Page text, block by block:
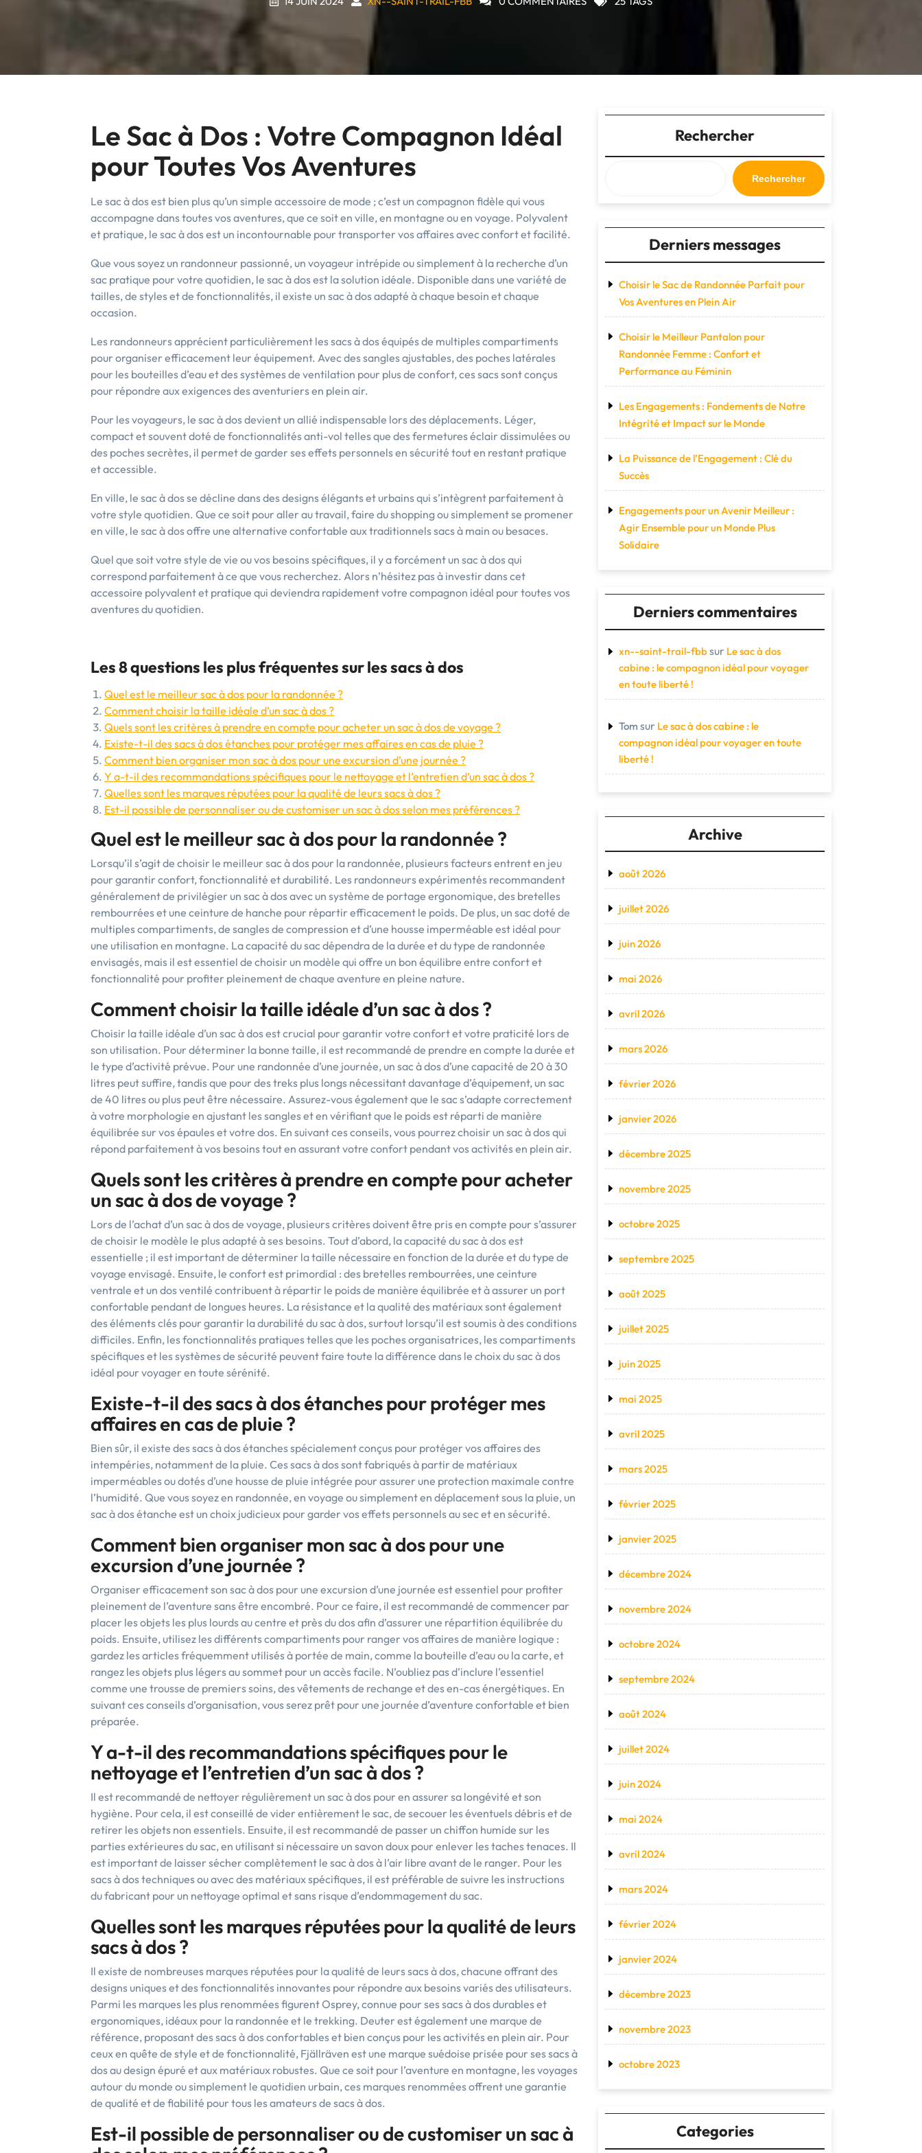
Le Sac à Dos : Votre Compagnon Idéal
pour Toutes Vos Aventures
Le sac à dos est bien plus qu’un simple accessoire de mode ; c’est un compagnon fidèle qui vous
accompagne dans toutes vos aventures, que ce soit en ville, en montagne ou en voyage. Polyvalent
et pratique, le sac à dos est un incontournable pour transporter vos affaires avec confort et facilité.
Que vous soyez un randonneur passionné, un voyageur intrépide ou simplement à la recherche d’un
sac pratique pour votre quotidien, le sac à dos est la solution idéale. Disponible dans une variété de
tailles, de styles et de fonctionnalités, il existe un sac à dos adapté à chaque besoin et chaque
occasion.
Les randonneurs apprécient particulièrement les sacs à dos équipés de multiples compartiments
pour organiser efficacement leur équipement. Avec des sangles ajustables, des poches latérales
pour les bouteilles d’eau et des systèmes de ventilation pour plus de confort, ces sacs sont conçus
pour répondre aux exigences des aventuriers en plein air.
Pour les voyageurs, le sac à dos devient un allié indispensable lors des déplacements. Léger,
compact et souvent doté de fonctionnalités anti-vol telles que des fermetures éclair dissimulées ou
des poches secrètes, il permet de garder ses effets personnels en sécurité tout en restant pratique
et accessible.
En ville, le sac à dos se décline dans des designs élégants et urbains qui s’intègrent parfaitement à
votre style quotidien. Que ce soit pour aller au travail, faire du shopping ou simplement se promener
en ville, le sac à dos offre une alternative confortable aux traditionnels sacs à main ou besaces.
Quel que soit votre style de vie ou vos besoins spécifiques, il y a forcément un sac à dos qui
correspond parfaitement à ce que vous recherchez. Alors n’hésitez pas à investir dans cet
accessoire polyvalent et pratique qui deviendra rapidement votre compagnon idéal pour toutes vos
aventures du quotidien.
Les 8 questions les plus fréquentes sur les sacs à dos
Quel est le meilleur sac à dos pour la randonnée ?
Comment choisir la taille idéale d’un sac à dos ?
Quels sont les critères à prendre en compte pour acheter un sac à dos de voyage ?
Existe-t-il des sacs à dos étanches pour protéger mes affaires en cas de pluie ?
Comment bien organiser mon sac à dos pour une excursion d’une journée ?
Y a-t-il des recommandations spécifiques pour le nettoyage et l’entretien d’un sac à dos ?
Quelles sont les marques réputées pour la qualité de leurs sacs à dos ?
Est-il possible de personnaliser ou de customiser un sac à dos selon mes préférences ?
Quel est le meilleur sac à dos pour la randonnée ?
Lorsqu’il s’agit de choisir le meilleur sac à dos pour la randonnée, plusieurs facteurs entrent en jeu
pour garantir confort, fonctionnalité et durabilité. Les randonneurs expérimentés recommandent
généralement de privilégier un sac à dos avec un système de portage ergonomique, des bretelles
rembourrées et une ceinture de hanche pour répartir efficacement le poids. De plus, un sac doté de
multiples compartiments, de sangles de compression et d’une housse imperméable est idéal pour
une utilisation en montagne. La capacité du sac dépendra de la durée et du type de randonnée
envisagés, mais il est essentiel de choisir un modèle qui offre un bon équilibre entre confort et
fonctionnalité pour profiter pleinement de chaque aventure en pleine nature.
Comment choisir la taille idéale d’un sac à dos ?
Choisir la taille idéale d’un sac à dos est crucial pour garantir votre confort et votre praticité lors de
son utilisation. Pour déterminer la bonne taille, il est recommandé de prendre en compte la durée et
le type d’activité prévue. Pour une randonnée d’une journée, un sac à dos d’une capacité de 20 à 30
litres peut suffire, tandis que pour des treks plus longs nécessitant davantage d’équipement, un sac
de 40 litres ou plus peut être nécessaire. Assurez-vous également que le sac s’adapte correctement
à votre morphologie en ajustant les sangles et en vérifiant que le poids est réparti de manière
équilibrée sur vos épaules et votre dos. En suivant ces conseils, vous pourrez choisir un sac à dos qui
répond parfaitement à vos besoins tout en assurant votre confort pendant vos activités en plein air.
Quels sont les critères à prendre en compte pour acheter
un sac à dos de voyage ?
Lors de l’achat d’un sac à dos de voyage, plusieurs critères doivent être pris en compte pour s’assurer
de choisir le modèle le plus adapté à ses besoins. Tout d’abord, la capacité du sac à dos est
essentielle ; il est important de déterminer la taille nécessaire en fonction de la durée et du type de
voyage envisagé. Ensuite, le confort est primordial : des bretelles rembourrées, une ceinture
ventrale et un dos ventilé contribuent à répartir le poids de manière équilibrée et à assurer un port
confortable pendant de longues heures. La résistance et la qualité des matériaux sont également
des éléments clés pour garantir la durabilité du sac à dos, surtout lorsqu’il est soumis à des conditions
difficiles. Enfin, les fonctionnalités pratiques telles que les poches organisatrices, les compartiments
spécifiques et les systèmes de sécurité peuvent faire toute la différence dans le choix du sac à dos
idéal pour voyager en toute sérénité.
Existe-t-il des sacs à dos étanches pour protéger mes
affaires en cas de pluie ?
Bien sûr, il existe des sacs à dos étanches spécialement conçus pour protéger vos affaires des
intempéries, notamment de la pluie. Ces sacs à dos sont fabriqués à partir de matériaux
imperméables ou dotés d’une housse de pluie intégrée pour assurer une protection maximale contre
l’humidité. Que vous soyez en randonnée, en voyage ou simplement en déplacement sous la pluie, un
sac à dos étanche est un choix judicieux pour garder vos effets personnels au sec et en sécurité.
Comment bien organiser mon sac à dos pour une
excursion d’une journée ?
Organiser efficacement son sac à dos pour une excursion d’une journée est essentiel pour profiter
pleinement de l’aventure sans être encombré. Pour ce faire, il est recommandé de commencer par
placer les objets les plus lourds au centre et près du dos afin d’assurer une répartition équilibrée du
poids. Ensuite, utilisez les différents compartiments pour ranger vos affaires de manière logique :
gardez les articles fréquemment utilisés à portée de main, comme la bouteille d’eau ou la carte, et
rangez les objets plus légers au sommet pour un accès facile. N’oubliez pas d’inclure l’essentiel
comme une trousse de premiers soins, des vêtements de rechange et des en-cas énergétiques. En
suivant ces conseils d’organisation, vous serez prêt pour une journée d’aventure confortable et bien
préparée.
Y a-t-il des recommandations spécifiques pour le
nettoyage et l’entretien d’un sac à dos ?
Il est recommandé de nettoyer régulièrement un sac à dos pour en assurer sa longévité et son
hygiène. Pour cela, il est conseillé de vider entièrement le sac, de secouer les éventuels débris et de
retirer les objets non essentiels. Ensuite, il est recommandé de passer un chiffon humide sur les
parties extérieures du sac, en utilisant si nécessaire un savon doux pour enlever les taches tenaces. Il
est important de laisser sécher complètement le sac à dos à l’air libre avant de le ranger. Pour les
sacs à dos techniques ou avec des matériaux spécifiques, il est préférable de suivre les instructions
du fabricant pour un nettoyage optimal et sans risque d’endommagement du sac.
Quelles sont les marques réputées pour la qualité de leurs
sacs à dos ?
Il existe de nombreuses marques réputées pour la qualité de leurs sacs à dos, chacune offrant des
designs uniques et des fonctionnalités innovantes pour répondre aux besoins variés des utilisateurs.
Parmi les marques les plus renommées figurent Osprey, connue pour ses sacs à dos durables et
ergonomiques, idéaux pour la randonnée et le trekking. Deuter est également une marque de
référence, proposant des sacs à dos confortables et bien conçus pour les activités en plein air. Pour
ceux en quête de style et de fonctionnalité, Fjällräven est une marque suédoise prisée pour ses sacs à
dos au design épuré et aux matériaux robustes. Que ce soit pour l’aventure en montagne, les voyages
autour du monde ou simplement le quotidien urbain, ces marques renommées offrent une garantie
de qualité et de fiabilité pour tous les amateurs de sacs à dos.
Est-il possible de personnaliser ou de customiser un sac à
Rechercher
Rechercher
Derniers messages
Choisir le Sac de Randonnée Parfait pour
Vos Aventures en Plein Air
Choisir le Meilleur Pantalon pour
Randonnée Femme : Confort et
Performance au Féminin
Les Engagements : Fondements de Notre
Intégrité et Impact sur le Monde
La Puissance de l’Engagement : Clé du
Succès
Engagements pour un Avenir Meilleur :
Agir Ensemble pour un Monde Plus
Solidaire
Derniers commentaires
xn--saint-trail-fbbsur Le sac à dos
cabine : le compagnon idéal pour voyager
en toute liberté !
Tom sur Le sac à dos cabine : le
compagnon idéal pour voyager en toute
liberté !
Archive
août 2026
juillet 2026
juin 2026
mai 2026
avril 2026
mars 2026
février 2026
janvier 2026
décembre 2025
novembre 2025
octobre 2025
septembre 2025
août 2025
juillet 2025
juin 2025
mai 2025
avril 2025
mars 2025
février 2025
janvier 2025
décembre 2024
novembre 2024
octobre 2024
septembre 2024
août 2024
juillet 2024
juin 2024
mai 2024
avril 2024
mars 2024
février 2024
janvier 2024
décembre 2023
novembre 2023
octobre 2023
Categories